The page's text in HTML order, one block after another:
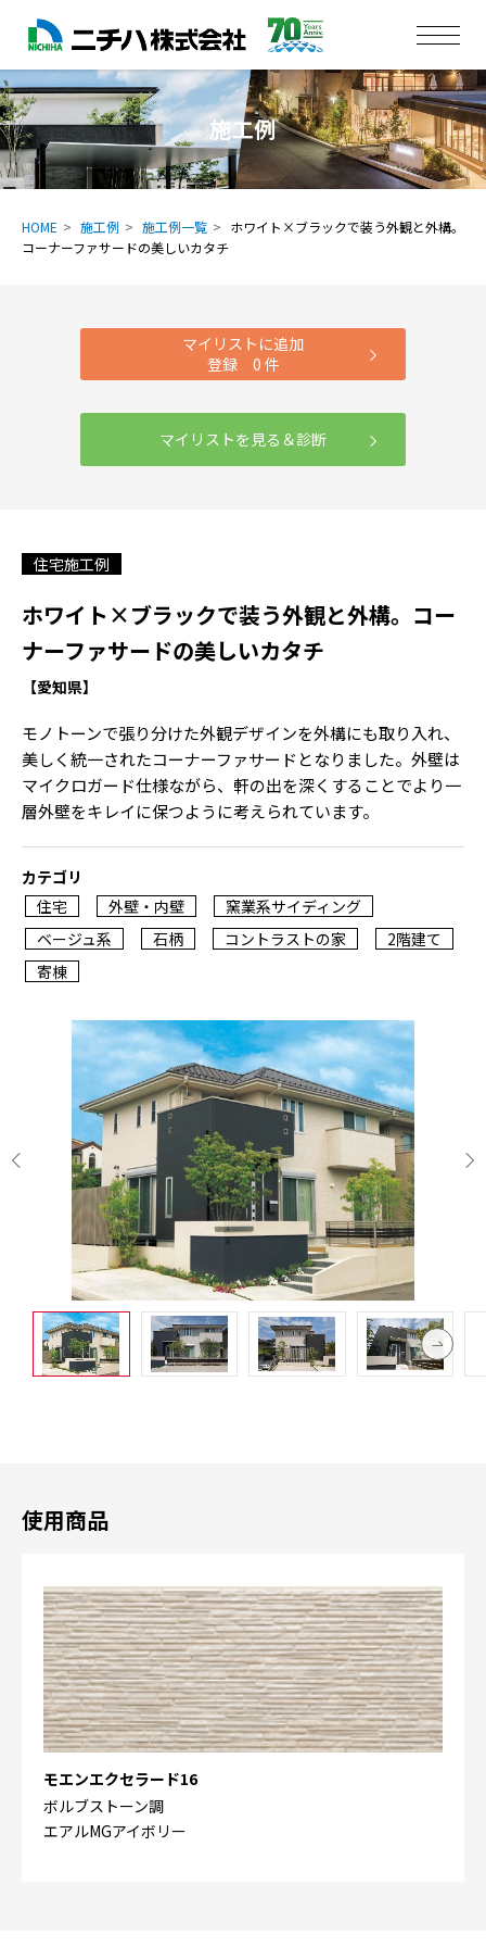
施工例
HOME 施工例 施工例一覧
ホワイト×ブラックで装う外観と外構。
コーナーファサードの美しいカタチ
マイリストに追加
登録 0 件
マイリストを見る＆診断
住宅施工例
ホワイト×ブラックで装う外観と外構。コー
ナーファサードの美しいカタチ
【愛知県】
モノトーンで張り分けた外観デザインを外構にも取り入れ、
美しく統一されたコーナーファサードとなりました。外壁は
マイクロガード仕様ながら、軒の出を深くすることでより一
層外壁をキレイに保つように考えられています。
カテゴリ
住宅
外壁・内壁
窯業系サイディング
ベージュ系
石柄 コントラストの家
2階建て
寄棟
使用商品
モエンエクセラード16
ボルブストーン調
エアルMGアイボリー